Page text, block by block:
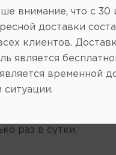
раз в сутки.
внимание, что c 30
доставки
клиентов.
является
временной
ситуации.